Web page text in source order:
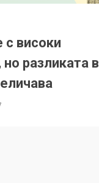
с високи
разликата в